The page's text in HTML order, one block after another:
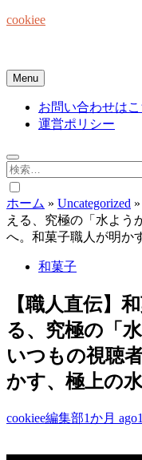
Skip
cookiee
Menu
お問い合わせは
運営ポリシー
検
索:
ホーム » Uncategorized »
える、究極の「水よ
へ。和菓子職人が明か
和菓子
【職人直伝】
る、究極の「
いつもの視聴
かす、極上の
cookiee編集部1か月 ago